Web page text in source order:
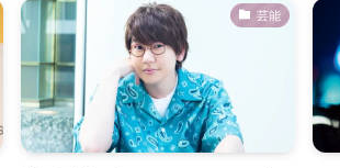
芸能